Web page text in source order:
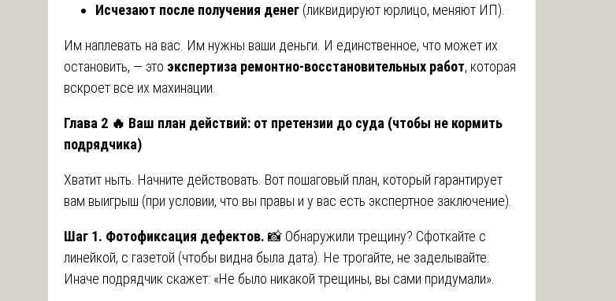
Исчезают после получения денег (ликвидируют юрлицо, меняют ИП).
Им наплевать на вас. Им нужны ваши деньги. И единственное, что может их
остановить, — это экспертиза ремонтно-восстановительных работ, которая
вскроет все их махинации.
Глава 2 🔥 Ваш план действий: от претензии до суда (чтобы не кормить
подрядчика)
Хватит ныть. Начните действовать. Вот пошаговый план, который гарантирует
вам выигрыш (при условии, что вы правы и у вас есть экспертное заключение).
Шаг 1. Фотофиксация дефектов. 📸 Обнаружили трещину? Сфоткайте с
линейкой, с газетой (чтобы видна была дата). Не трогайте, не заделывайте.
Иначе подрядчик скажет: «Не было никакой трещины, вы сами придумали».